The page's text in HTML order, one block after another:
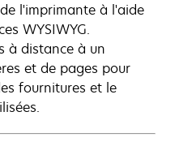
l'imprimante à l'aide
WYSIWYG.
à distance à un
et de pages pour
fournitures et le